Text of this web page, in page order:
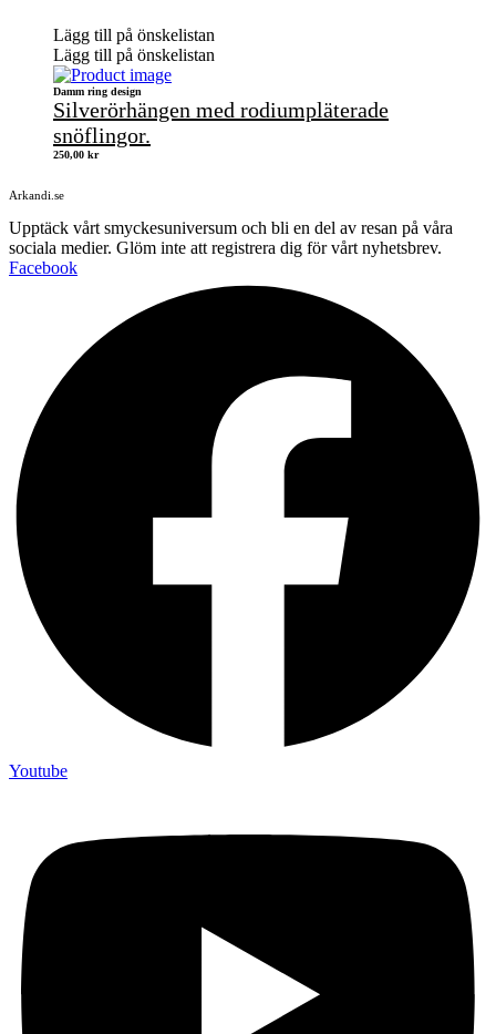
Lägg till på önskelistan
Lägg till på önskelistan
Damm ring design
Silverörhängen med rodiumpläterade
snöflingor.
250,00 kr
Arkandi.se
Upptäck vårt smyckesuniversum och bli en del av resan på våra
sociala medier. Glöm inte att registrera dig för vårt nyhetsbrev.
Facebook
Youtube